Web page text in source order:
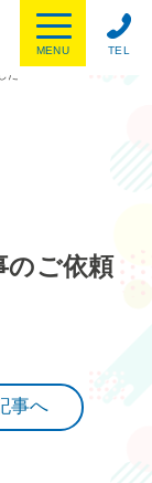
TEL
MENU
た
のご依頼
事へ